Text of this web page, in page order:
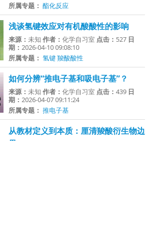
所属专题： 酯化反应
浅谈氢键效应对有机酸酸性的影响
来源：未知作者：化学自习室 点击： 527 日
期：2026-04-10 09:08:10
所属专题： 氢键羧酸酸性
如何分辨“推电子基和吸电子基”？
来源：未知作者：化学自习室 点击：439 日
期：2026-04-07 09:11:24
所属专题： 推电子基
从教材定义到本质：厘清羧酸衍生物边
界